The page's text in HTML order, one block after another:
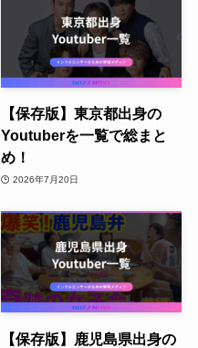
【保存版】東京都出身の
Youtuberを一覧で総まと
め！
2026年7月20日
【保存版】鹿児島県出身の